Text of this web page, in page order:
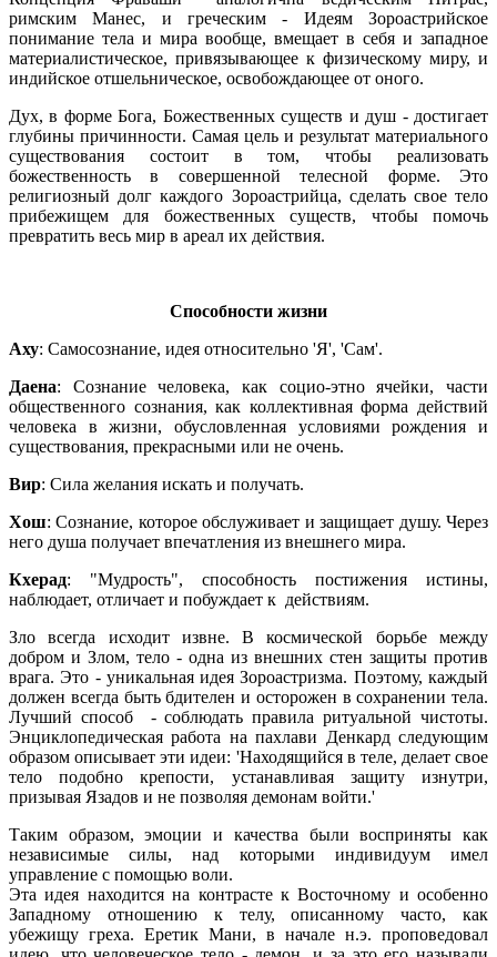
римским Манес, и греческим - Идеям Зороастрийское
понимание тела и мира вообще, вмещает в себя и западное
материалистическое, привязывающее к физическому миру, и
индийское отшельническое, освобождающее от оного.
Дух, в форме Бога, Божественных существ и душ - достигает
глубины причинности. Самая цель и результат материального
существования состоит в том, чтобы реализовать
божественность в совершенной телесной форме. Это
религиозный долг каждого Зороастрийца, сделать свое тело
прибежищем для божественных существ, чтобы помочь
превратить весь мир в ареал их действия.
Способности жизни
Аху: Самосознание, идея относительно 'Я', 'Сам'.
Даена: Сознание человека, как социо-этно ячейки, части
общественного сознания, как коллективная форма действий
человека в жизни, обусловленная условиями рождения и
существования, прекрасными или не очень.
Вир: Сила желания искать и получать.
Хош: Сознание, которое обслуживает и защищает душу. Через
него душа получает впечатления из внешнего мира.
Кхерад: "Мудрость", способность постижения истины,
наблюдает, отличает и побуждает к действиям.
Зло всегда исходит извне. В космической борьбе между
добром и Злом, тело - одна из внешних стен защиты против
врага. Это - уникальная идея Зороастризма. Поэтому, каждый
должен всегда быть бдителен и осторожен в сохранении тела.
Лучший способ - соблюдать правила ритуальной чистоты.
Энциклопедическая работа на пахлави Денкард следующим
образом описывает эти идеи: 'Находящийся в теле, делает свое
тело подобно крепости, устанавливая защиту изнутри,
призывая Язадов и не позволяя демонам войти.'
Таким образом, эмоции и качества были восприняты как
независимые силы, над которыми индивидуум имел
управление с помощью воли.
Эта идея находится на контрасте к Восточному и особенно
Западному отношению к телу, описанному часто, как
убежищу греха. Еретик Мани, в начале н.э. проповедовал